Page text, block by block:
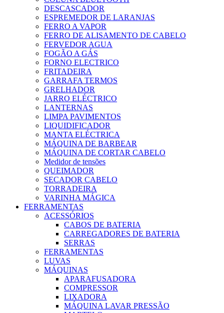
DESCASCADOR
ESPREMEDOR DE LARANJAS
FERRO A VAPOR
FERRO DE ALISAMENTO DE CABELO
FERVEDOR AGUA
FOGÃO A GÁS
FORNO ELECTRICO
FRITADEIRA
GARRAFA TERMOS
GRELHADOR
JARRO ELÉCTRICO
LANTERNAS
LIMPA PAVIMENTOS
LIQUIDIFICADOR
MANTA ELÉCTRICA
MÁQUINA DE BARBEAR
MÁQUINA DE CORTAR CABELO
Medidor de tensões
QUEIMADOR
SECADOR CABELO
TORRADEIRA
VARINHA MÁGICA
FERRAMENTAS
ACESSÓRIOS
CABOS DE BATERIA
CARREGADORES DE BATERIA
SERRAS
FERRAMENTAS
LUVAS
MÁQUINAS
APARAFUSADORA
COMPRESSOR
LIXADORA
MÁQUINA LAVAR PRESSÃO